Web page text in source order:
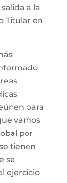
a la
Titular en
para
vamos
por
tienen
se
ejercicio